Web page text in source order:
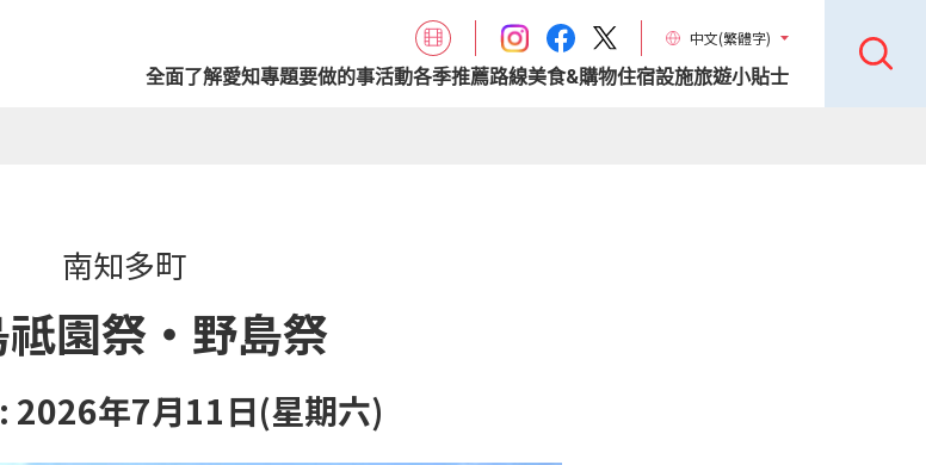
中文(繁體字)
全面了解愛知專題要做的事活動各季推薦路線美食&購物住宿設施旅遊小貼士
南知多町
園祭・野島祭
2026年7月11日(星期六)